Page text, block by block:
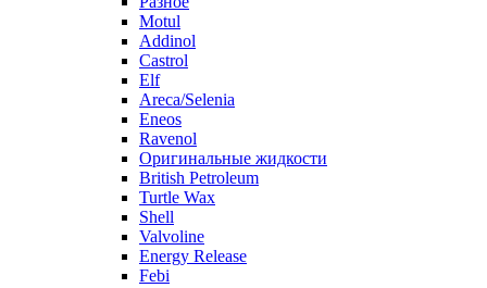
Motul
Addinol
Castrol
Elf
Areca/Selenia
Eneos
Ravenol
Оригинальные жидкости
British Petroleum
Turtle Wax
Shell
Valvoline
Energy Release
Febi